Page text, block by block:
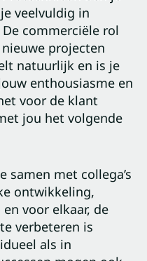
veelvuldig in
commerciële rol
projecten
natuurlijk en is je
enthousiasme en
voor de klant
jou het volgende
samen met collega’s
ontwikkeling,
voor elkaar, de
verbeteren is
als in